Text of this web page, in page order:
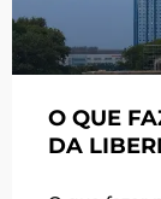
O QUE
DA